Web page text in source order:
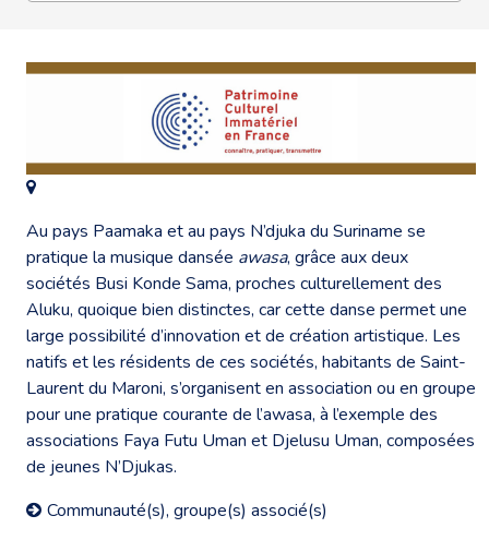
Au pays Paamaka et au pays N’djuka du Suriname se
pratique la musique dansée awasa, grâce aux deux
sociétés Busi Konde Sama, proches culturellement des
Aluku, quoique bien distinctes, car cette danse permet une
large possibilité d’innovation et de création artistique. Les
natifs et les résidents de ces sociétés, habitants de Saint-
Laurent du Maroni, s’organisent en association ou en groupe
pour une pratique courante de l’awasa, à l’exemple des
associations Faya Futu Uman et Djelusu Uman, composées
de jeunes N’Djukas.
Communauté(s), groupe(s) associé(s)